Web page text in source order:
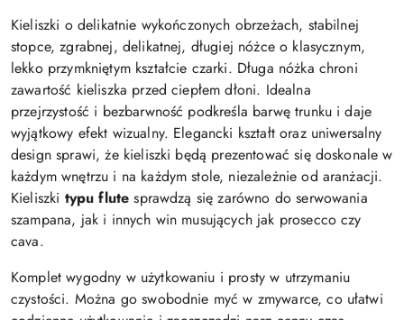
Kieliszki o delikatnie wykończonych obrzeżach, stabilnej
stopce, zgrabnej, delikatnej, długiej nóżce o klasycznym,
lekko przymkniętym kształcie czarki. Długa nóżka chroni
zawartość kieliszka przed ciepłem dłoni. Idealna
przejrzystość i bezbarwność podkreśla barwę trunku i daje
wyjątkowy efekt wizualny. Elegancki kształt oraz uniwersalny
design sprawi, że kieliszki będą prezentować się doskonale w
każdym wnętrzu i na każdym stole, niezależnie od aranżacji.
Kieliszki typu flute sprawdzą się zarówno do serwowania
szampana, jak i innych win musujących jak prosecco czy
cava.
Komplet wygodny w użytkowaniu i prosty w utrzymaniu
czystości. Można go swobodnie myć w zmywarce, co ułatwi